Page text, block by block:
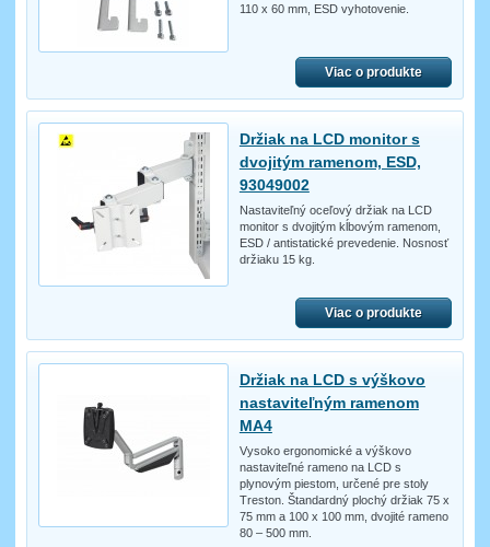
110 x 60 mm, ESD vyhotovenie.
Viac o produkte
Držiak na LCD monitor s
dvojitým ramenom, ESD,
93049002
Nastaviteľný oceľový držiak na LCD
monitor s dvojitým kĺbovým ramenom,
ESD / antistatické prevedenie. Nosnosť
držiaku 15 kg.
Viac o produkte
Držiak na LCD s výškovo
nastaviteľným ramenom
MA4
Vysoko ergonomické a výškovo
nastaviteľné rameno na LCD s
plynovým piestom, určené pre stoly
Treston. Štandardný plochý držiak 75 x
75 mm a 100 x 100 mm, dvojité rameno
80 – 500 mm.